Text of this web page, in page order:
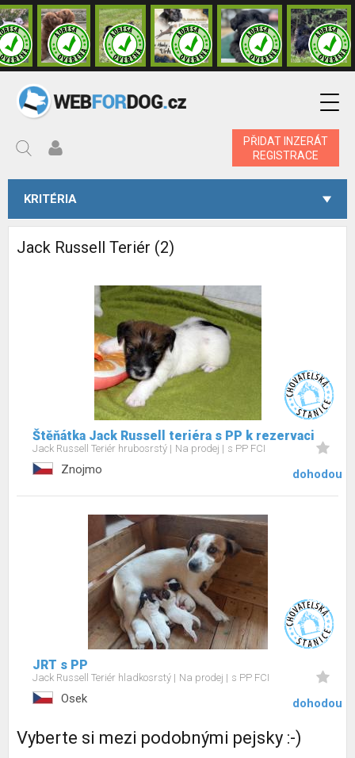
PŘIDAT INZERÁT
REGISTRACE
KRITÉRIA
Jack Russell Teriér (2)
Štěňátka Jack Russell teriéra s PP k rezervaci
Jack Russell Teriér hrubosrstý Na prodej s PP FCI
Znojmo dohodou
JRT s PP
Jack Russell Teriér hladkosrstý Na prodej s PP FCI
Osek dohodou
Vyberte si mezi podobnými pejsky :-)